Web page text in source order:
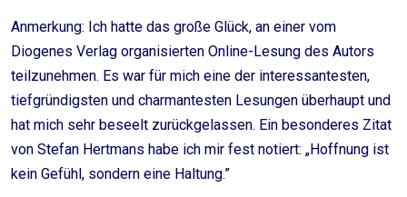
Anmerkung: Ich hatte das große Glück, an einer vom
Diogenes Verlag organisierten Online-Lesung des Autors
teilzunehmen. Es war für mich eine der interessantesten,
tiefgründigsten und charmantesten Lesungen überhaupt und
hat mich sehr beseelt zurückgelassen. Ein besonderes Zitat
von Stefan Hertmans habe ich mir fest notiert: „Hoffnung ist
kein Gefühl, sondern eine Haltung.”